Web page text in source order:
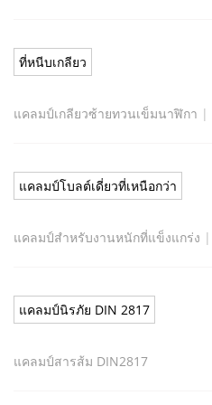
ที่หนีบเกลียว
แคลมป์เกลียวซ้ายทวนเข็มนาฬิกา |
แคลมป์โบลต์เดี่ยวที่เหนือกว่า
แคลมป์สำหรับงานหนักที่แข็งแกร่ง |
แคลมป์นิรภัย DIN 2817
แคลมป์สารส้ม DIN2817